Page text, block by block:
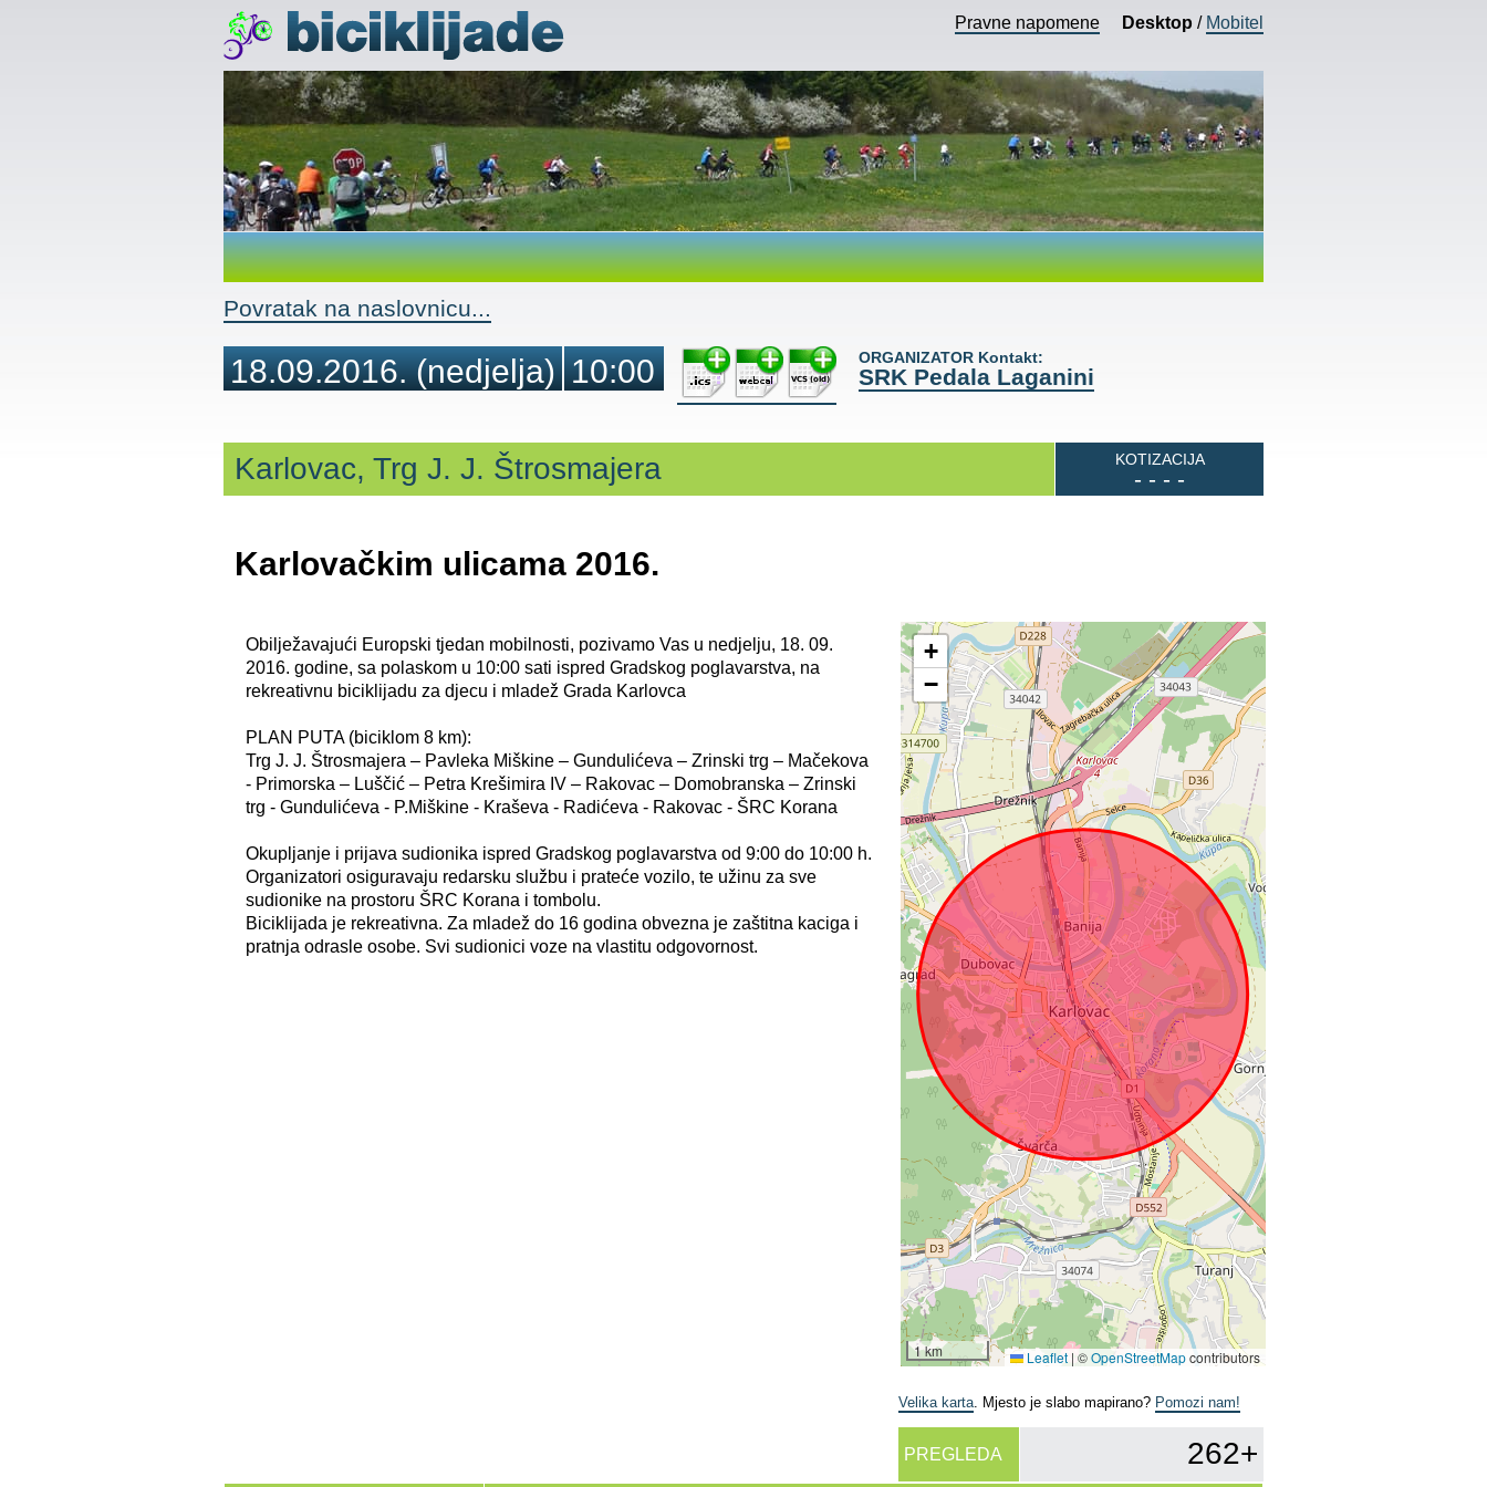
Pravne napomene Desktop / Mobitel
Povratak na naslovnicu...
18.09.2016.(nedjelja) 10:00 ORGANIZATOR Kontakt:
SRK Pedala Laganini
Karlovac, Trg J. J. Štrosmajera KOTIZACIJA
- - - -
Karlovačkim ulicama 2016.
Obilježavajući Europski tjedan mobilnosti, pozivamo Vas u nedjelju, 18. 09.
2016. godine, sa polaskom u 10:00 sati ispred Gradskog poglavarstva, na
rekreativnu biciklijadu za djecu i mladež Grada Karlovca
PLAN PUTA (biciklom 8 km):
Trg J. J. Štrosmajera – Pavleka Miškine – Gundulićeva – Zrinski trg – Mačekova
- Primorska – Luščić – Petra Krešimira IV – Rakovac – Domobranska – Zrinski
trg - Gundulićeva - P.Miškine - Kraševa - Radićeva - Rakovac - ŠRC Korana
Okupljanje i prijava sudionika ispred Gradskog poglavarstva od 9:00 do 10:00 h.
Organizatori osiguravaju redarsku službu i prateće vozilo, te užinu za sve
sudionike na prostoru ŠRC Korana i tombolu.
Biciklijada je rekreativna. Za mladež do 16 godina obvezna je zaštitna kaciga i
pratnja odrasle osobe. Svi sudionici voze na vlastitu odgovornost.
+
−
1 km Leaflet | ©OpenStreetMapcontributors
Velika karta . Mjesto je slabo mapirano? Pomozi nam!
PREGLEDA 262+